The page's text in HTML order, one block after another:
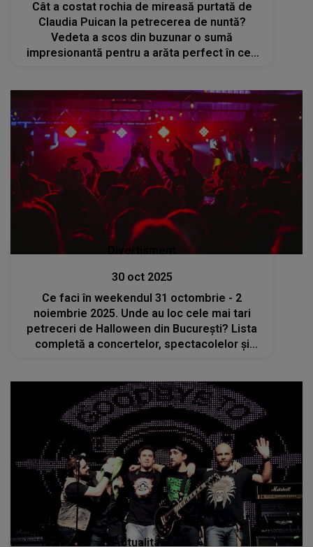
Cât a costat rochia de mireasă purtată de
Claudia Puican la petrecerea de nuntă?
Vedeta a scos din buzunar o sumă
impresionantă pentru a arăta perfect în cea
Divertisment
30 oct 2025
Ce faci în weekendul 31 octombrie - 2
noiembrie 2025. Unde au loc cele mai tari
petreceri de Halloween din București? Lista
completă a concertelor, spectacolelor și
Actualitate